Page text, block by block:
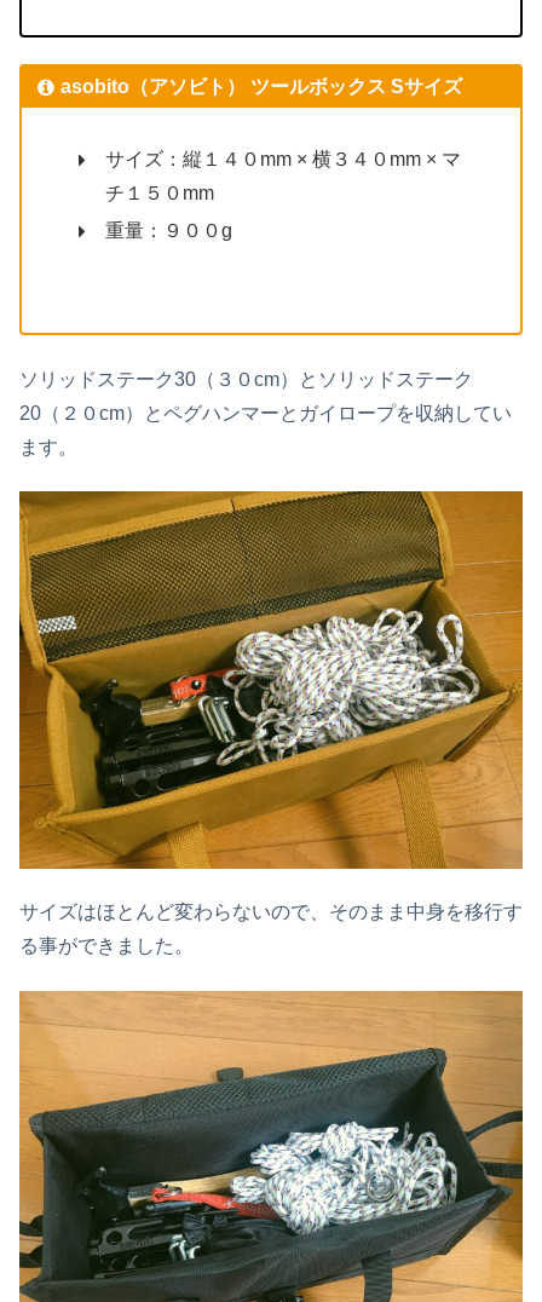
asobito（アソビト） ツールボックス Sサイズ
サイズ：縦１４０mm × 横３４０mm × マ
チ１５０mm
重量：９００g
ソリッドステーク30（３０cm）とソリッドステーク
20（２０cm）とペグハンマーとガイロープを収納してい
ます。
サイズはほとんど変わらないので、そのまま中身を移行す
る事ができました。